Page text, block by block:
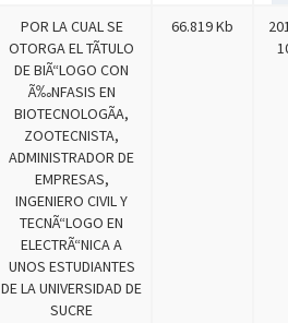
POR LA CUAL SE
OTORGA EL TÃTULO
DE BIÃ“LOGO CON
Ã‰NFASIS EN
BIOTECNOLOGÃA,
ZOOTECNISTA,
ADMINISTRADOR DE
EMPRESAS,
INGENIERO CIVIL Y
TECNÃ“LOGO EN
ELECTRÃ“NICA A
UNOS ESTUDIANTES
DE LA UNIVERSIDAD DE
SUCRE
66.819 Kb